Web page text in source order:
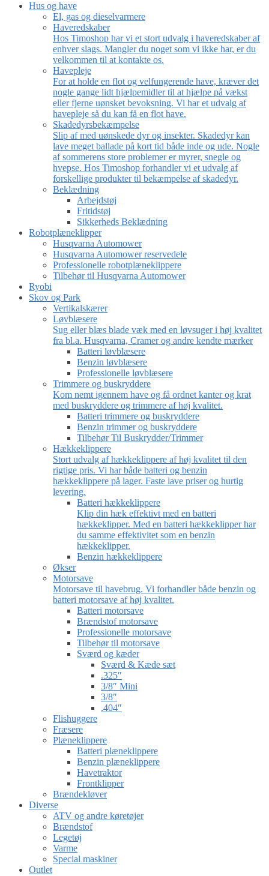
Hus og have
El, gas og dieselvarmere
Haveredskaber
Hos Timoshop har vi et stort udvalg i haveredskaber af
enhver slags. Mangler du noget som vi ikke har, er du
velkommen til at kontakte os.
Havepleje
For at holde en flot og velfungerende have, kræver det
nogle gange lidt hjælpemidler til at hjælpe på vækst
eller fjerne uønsket bevoksning. Vi har et udvalg af
havepleje så du kan få en flot have.
Skadedyrsbekæmpelse
Slip af med uønskede dyr og insekter. Skadedyr kan
lave meget ballade på kort tid både inde og ude. Nogle
af sommerens store problemer er myrer, snegle og
hvepse. Hos Timoshop forhandler vi et udvalg af
forskellige produkter til bekæmpelse af skadedyr.
Beklædning
Arbejdstøj
Fritidstøj
Sikkerheds Beklædning
Robotplæneklipper
Husqvarna Automower
Husqvarna Automower reservedele
Professionelle robotplæneklippere
Tilbehør til Husqvarna Automower
Ryobi
Skov og Park
Vertikalskærer
Løvblæsere
Sug eller blæs blade væk med en løvsuger i høj kvalitet
fra bl.a. Husqvarna, Cramer og andre kendte mærker
Batteri løvblæsere
Benzin løvblæsere
Professionelle løvblæsere
Trimmere og buskryddere
Kom nemt igennem have og få ordnet kanter og krat
med buskryddere og trimmere af høj kvalitet.
Batteri trimmere og buskryddere
Benzin trimmer og buskryddere
Tilbehør Til Buskrydder/Trimmer
Hækkeklippere
Stort udvalg af hækkeklippere af høj kvalitet til den
rigtige pris. Vi har både batteri og benzin
hækkeklippere på lager. Faste lave priser og hurtig
levering.
Batteri hækkeklippere
Klip din hæk effektivt med en batteri
hækkeklipper. Med en batteri hækkeklipper har
du samme effektivitet som en benzin
hækkeklipper.
Benzin hækkeklippere
Økser
Motorsave
Motorsave til havebrug. Vi forhandler både benzin og
batteri motorsave af høj kvalitet.
Batteri motorsave
Brændstof motorsave
Professionelle motorsave
Tilbehør til motorsave
Sværd og kæder
Sværd & Kæde sæt
.325″
3/8″ Mini
3/8″
.404″
Flishuggere
Fræsere
Plæneklippere
Batteri plæneklippere
Benzin plæneklippere
Havetraktor
Frontklipper
Brændekløver
Diverse
ATV og andre køretøjer
Brændstof
Legetøj
Varme
Special maskiner
Outlet